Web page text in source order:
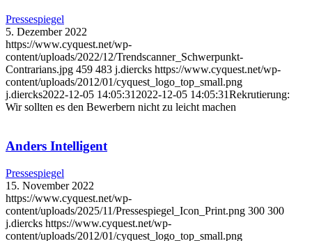
Pressespiegel
5. Dezember 2022
https://www.cyquest.net/wp-
content/uploads/2022/12/Trendscanner_Schwerpunkt-
Contrarians.jpg 459 483 j.diercks https://www.cyquest.net/wp-
content/uploads/2012/01/cyquest_logo_top_small.png
j.diercks2022-12-05 14:05:31 2022-12-05 14:05:31Rekrutierung:
Wir sollten es den Bewerbern nicht zu leicht machen
Anders Intelligent
Pressespiegel
15. November 2022
https://www.cyquest.net/wp-
content/uploads/2025/11/Pressespiegel_Icon_Print.png 300 300
j.diercks https://www.cyquest.net/wp-
content/uploads/2012/01/cyquest_logo_top_small.png